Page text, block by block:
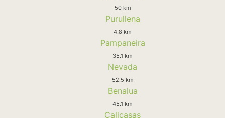
50 km
Purullena
4.8 km
Pampaneira
35.1 km
Nevada
52.5 km
Benalua
45.1 km
Calicasas